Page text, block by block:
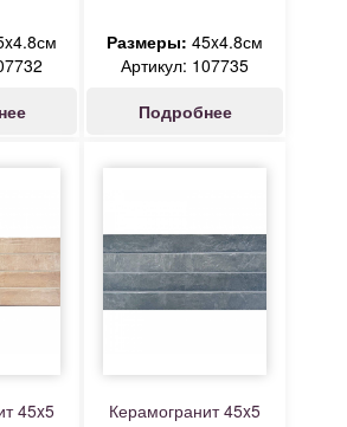
Размеры: 45x4.8см
Артикул: 107735
Подробнее
45x5
Керамогранит 45x5